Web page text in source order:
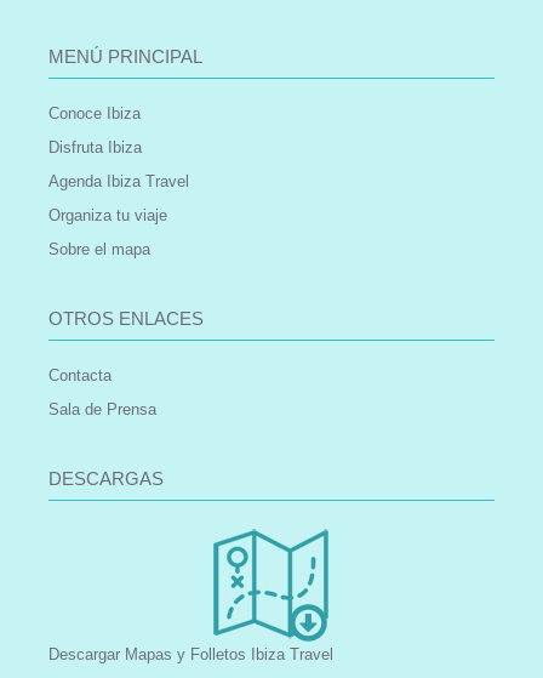
MENÚ PRINCIPAL
Conoce Ibiza
Disfruta Ibiza
Agenda Ibiza Travel
Organiza tu viaje
Sobre el mapa
OTROS ENLACES
Contacta
Sala de Prensa
DESCARGAS
Descargar Mapas y Folletos Ibiza Travel